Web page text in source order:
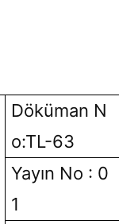
Döküman N
o:TL-63
Yayın No : 0
1